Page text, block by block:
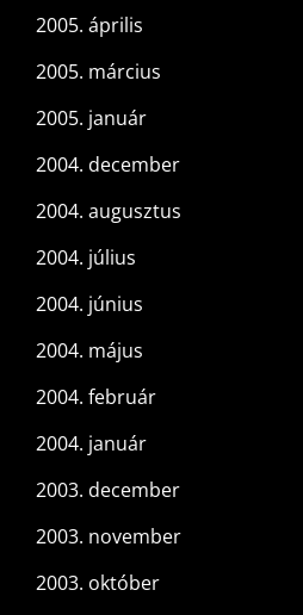
2005. április
2005. március
2005. január
2004. december
2004. augusztus
2004. július
2004. június
2004. május
2004. február
2004. január
2003. december
2003. november
2003. október